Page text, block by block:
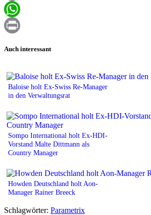
Email
WhatsApp
Auch interessant
Baloise holt Ex-Swiss Re-Manager
in den Verwaltungsrat
Sompo International holt Ex-HDI-
Vorstand Malte Dittmann als
Country Manager
Howden Deutschland holt Aon-
Manager Rainer Breeck
Schlagwörter: Parametrix